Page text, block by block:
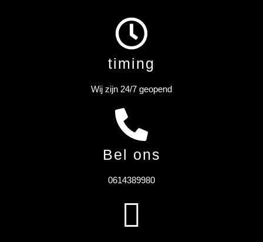
timing
Wij zijn 24/7 geopend
Bel ons
0614389980